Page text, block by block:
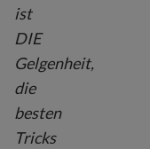
ist
DIE
Gelgenheit,
die
besten
Tricks